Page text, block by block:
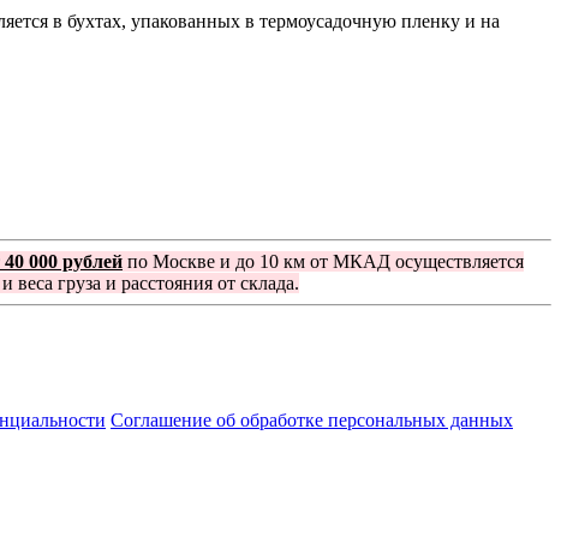
в бухтах, упакованных в термоусадочную пленку и на
40 000 рублей по Москве и до 10 км от МКАД осуществляется
груза и расстояния от склада.
Соглашение об обработке персональных данных